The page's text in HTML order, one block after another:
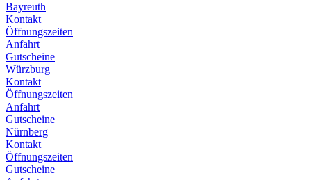
Bayreuth
Kontakt
Öffnungszeiten
Anfahrt
Gutscheine
Würzburg
Kontakt
Öffnungszeiten
Anfahrt
Gutscheine
Nürnberg
Kontakt
Öffnungszeiten
Gutscheine